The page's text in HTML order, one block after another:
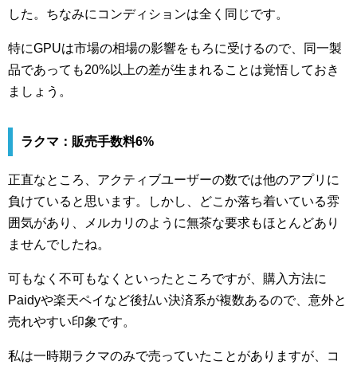
した。ちなみにコンディションは全く同じです。
特にGPUは市場の相場の影響をもろに受けるので、同一製
品であっても20%以上の差が生まれることは覚悟しておき
ましょう。
ラクマ：販売手数料6%
正直なところ、アクティブユーザーの数では他のアプリに
負けていると思います。しかし、どこか落ち着いている雰
囲気があり、メルカリのように無茶な要求もほとんどあり
ませんでしたね。
可もなく不可もなくといったところですが、購入方法に
Paidyや楽天ペイなど後払い決済系が複数あるので、意外と
売れやすい印象です。
私は一時期ラクマのみで売っていたことがありますが、コ